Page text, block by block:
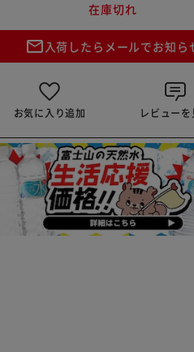
在庫切れ
mail_outline 入荷したらメールでお知ら
お気に入り追加 レビューを